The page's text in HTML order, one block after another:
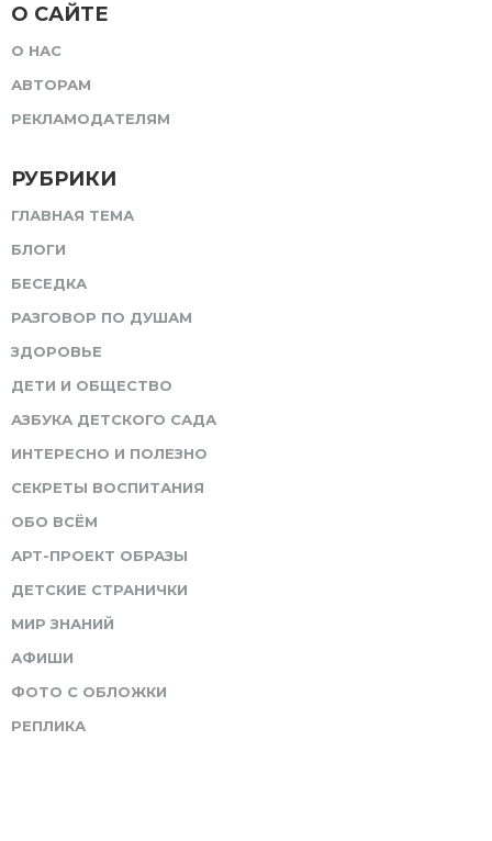
О САЙТЕ
О НАС
АВТОРАМ
РЕКЛАМОДАТЕЛЯМ
РУБРИКИ
ГЛАВНАЯ ТЕМА
БЛОГИ
БЕСЕДКА
РАЗГОВОР ПО ДУШАМ
ЗДОРОВЬЕ
ДЕТИ И ОБЩЕСТВО
АЗБУКА ДЕТСКОГО САДА
ИНТЕРЕСНО И ПОЛЕЗНО
СЕКРЕТЫ ВОСПИТАНИЯ
ОБО ВСЁМ
АРТ-ПРОЕКТ ОБРАЗЫ
ДЕТСКИЕ СТРАНИЧКИ
МИР ЗНАНИЙ
АФИШИ
ФОТО С ОБЛОЖКИ
РЕПЛИКА